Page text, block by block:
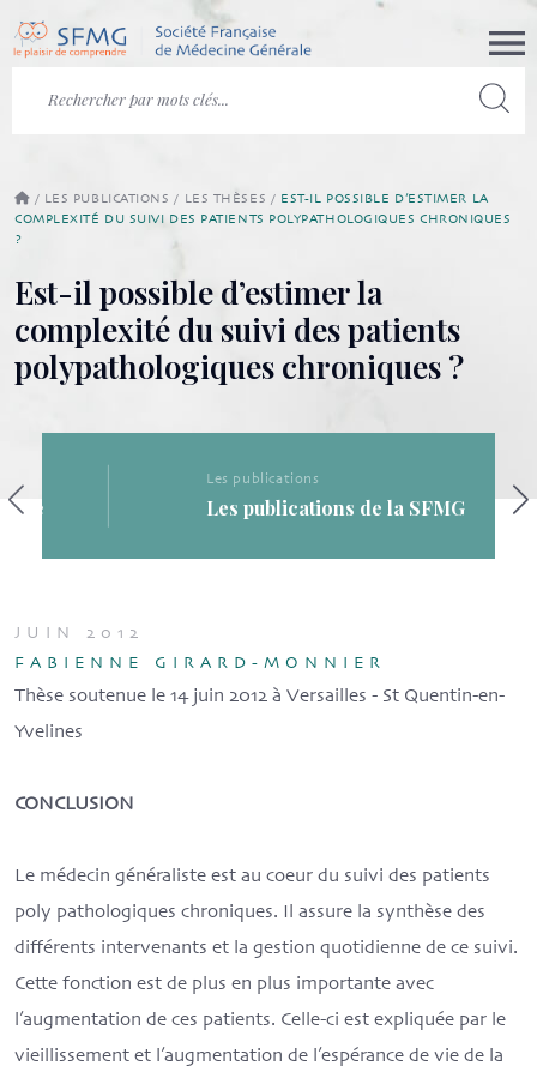
/ LES PUBLICATIONS / LES THÈSES / EST-IL POSSIBLE D’ESTIMER LA
COMPLEXITÉ DU SUIVI DES PATIENTS POLYPATHOLOGIQUES CHRONIQUES
?
Est-il possible d’estimer la
complexité du suivi des patients
polypathologiques chroniques ?
Les publications
Les publications de la SFMG
JUIN 2012
FABIENNE GIRARD-MONNIER
Thèse soutenue le 14 juin 2012 à Versailles - St Quentin-en-
Yvelines
CONCLUSION
Le médecin généraliste est au coeur du suivi des patients
poly pathologiques chroniques. Il assure la synthèse des
différents intervenants et la gestion quotidienne de ce suivi.
Cette fonction est de plus en plus importante avec
l’augmentation de ces patients. Celle-ci est expliquée par le
vieillissement et l’augmentation de l’espérance de vie de la